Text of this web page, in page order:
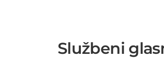
Službeni